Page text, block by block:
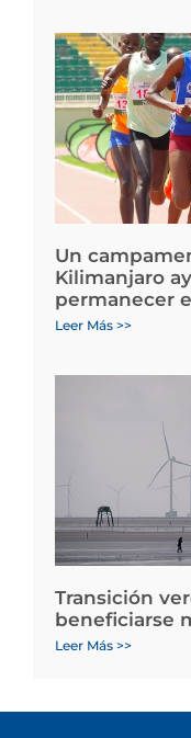
Un
Kilimanjaro
permanecer
Leer Más >>
Transición
beneficiarse
Leer Más >>